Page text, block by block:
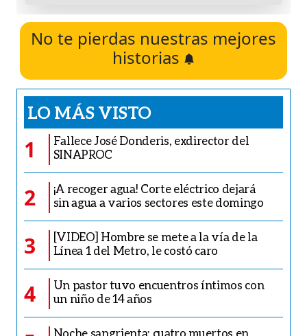
No te pierdas nuestras mejores
historias
LO MÁS VISTO
1
Fallece José Donderis, exdirector del
SINAPROC
2
¡A recoger agua! Corte eléctrico dejará
sin agua a varios sectores este domingo
3
[VIDEO] Hombre se mete a la vía de la
Línea 1 del Metro, le costó caro
4
Un pastor tuvo encuentros íntimos con
un niño de 14 años
Noche sangrienta: cuatro muertos en